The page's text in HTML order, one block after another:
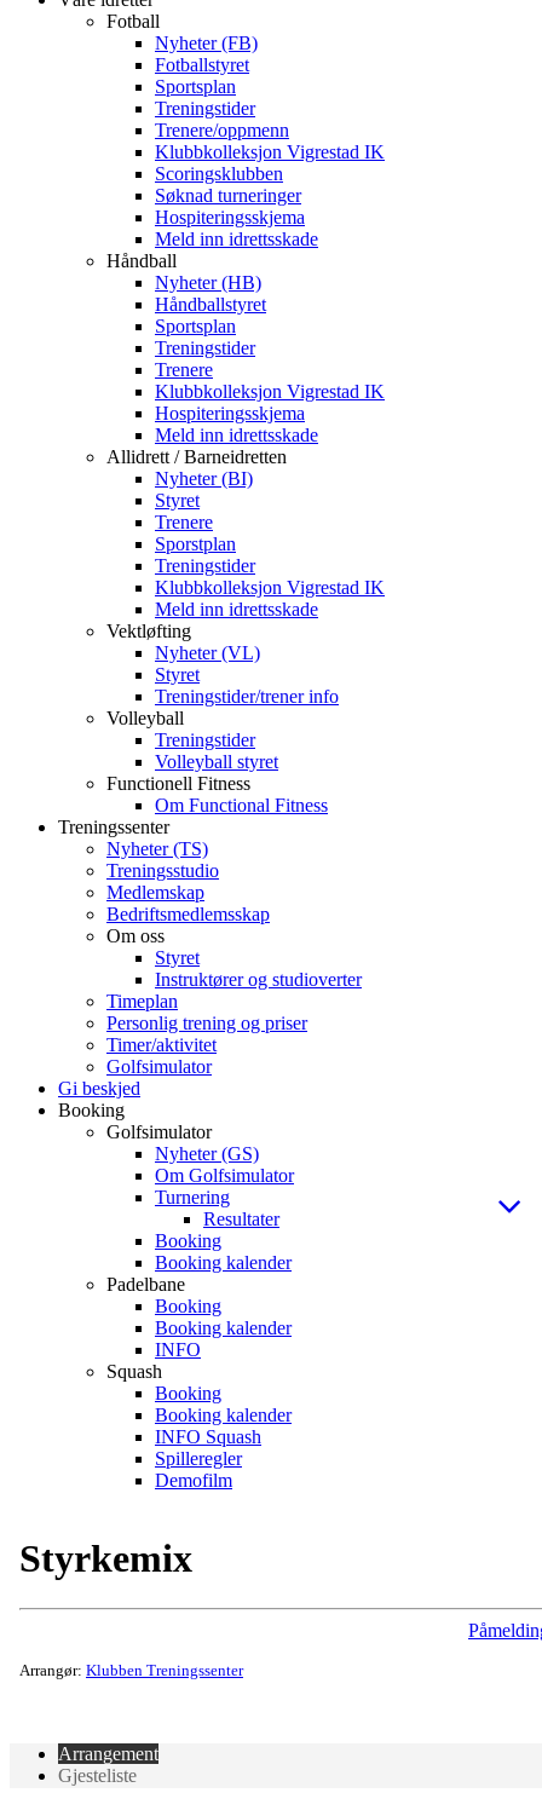
Fotball
Nyheter (FB)
Fotballstyret
Sportsplan
Treningstider
Trenere/oppmenn
Klubbkolleksjon Vigrestad IK
Scoringsklubben
Søknad turneringer
Hospiteringsskjema
Meld inn idrettsskade
Håndball
Nyheter (HB)
Håndballstyret
Sportsplan
Treningstider
Trenere
Klubbkolleksjon Vigrestad IK
Hospiteringsskjema
Meld inn idrettsskade
Allidrett / Barneidretten
Nyheter (BI)
Styret
Trenere
Sporstplan
Treningstider
Klubbkolleksjon Vigrestad IK
Meld inn idrettsskade
Vektløfting
Nyheter (VL)
Styret
Treningstider/trener info
Volleyball
Treningstider
Volleyball styret
Functionell Fitness
Om Functional Fitness
Treningssenter
Nyheter (TS)
Treningsstudio
Medlemskap
Bedriftsmedlemsskap
Om oss
Styret
Instruktører og studioverter
Timeplan
Personlig trening og priser
Timer/aktivitet
Golfsimulator
Gi beskjed
Booking
Golfsimulator
Nyheter (GS)
Om Golfsimulator
Turnering
Resultater
Booking
Booking kalender
Padelbane
Booking
Booking kalender
INFO
Squash
Booking
Booking kalender
INFO Squash
Spilleregler
Demofilm
Styrkemix
Arrangør: Klubben Treningssenter
Arrangement
Gjesteliste